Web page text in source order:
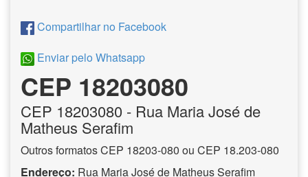
Compartilhar no Facebook
Enviar pelo Whatsapp
CEP 18203080
CEP 18203080 - Rua Maria José de
Matheus Serafim
Outros formatos CEP 18203-080 ou CEP 18.203-080
Endereço: Rua Maria José de Matheus Serafim